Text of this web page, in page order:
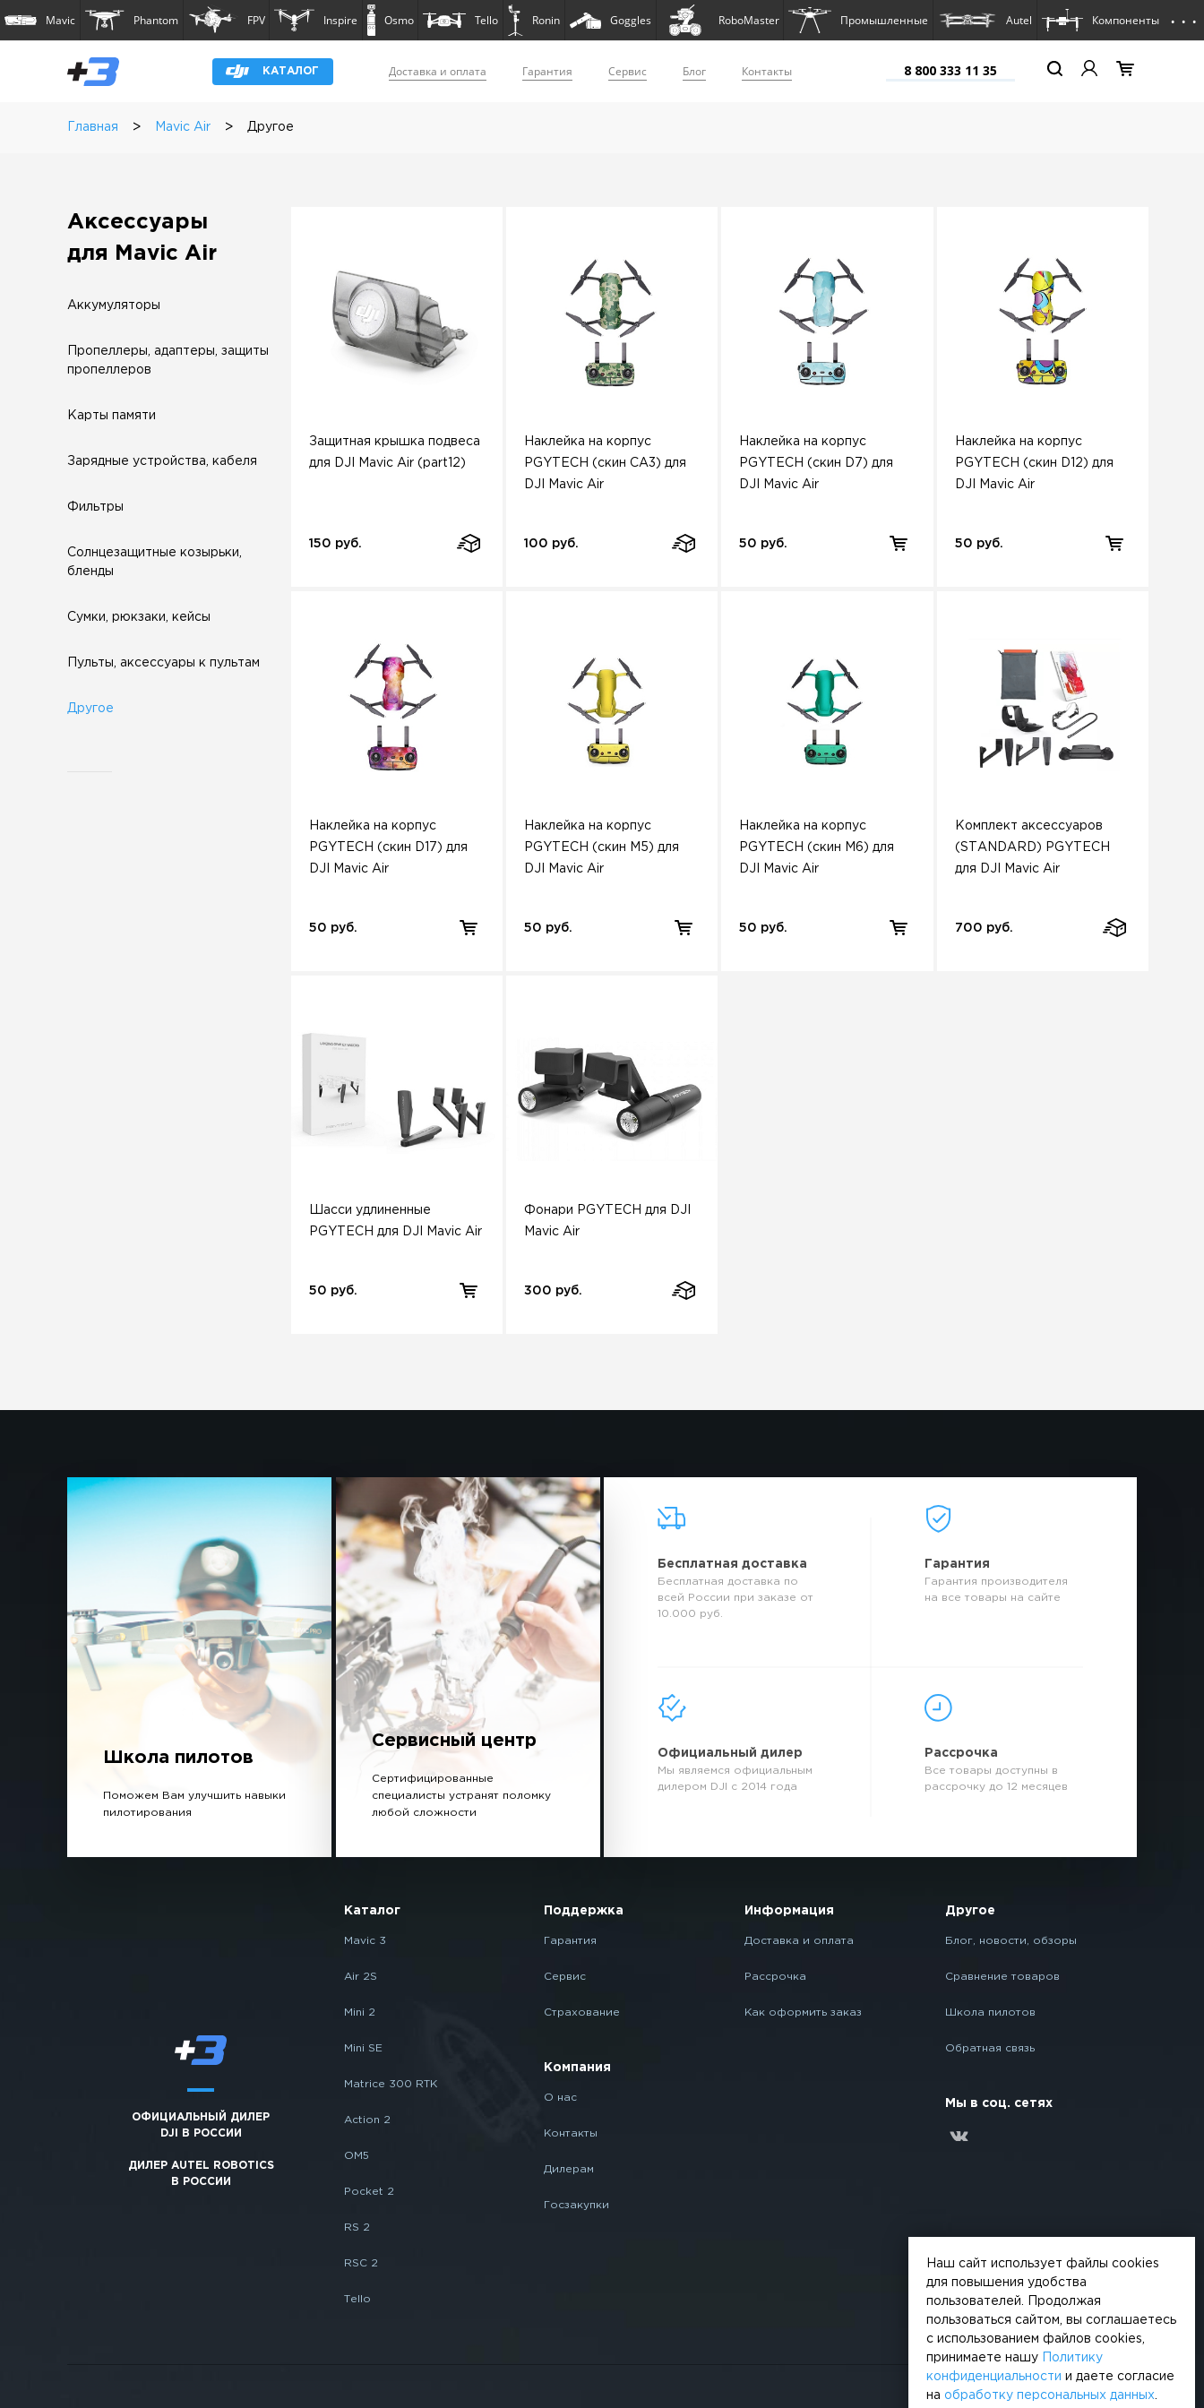
Mavic Phantom FPV Inspire Osmo Tello Ronin Goggles RoboMaster Промышленные Autel Компоненты . . .
КАТАЛОГ Доставка и оплата Гарантия Сервис Блог Контакты 8 800 333 11 35
Главная > Mavic Air > Другое
Аксессуары
для Mavic Air
Аккумуляторы
Пропеллеры, адаптеры, защиты
пропеллеров
Карты памяти
Зарядные устройства, кабеля
Фильтры
Солнцезащитные козырьки,
бленды
Сумки, рюкзаки, кейсы
Пульты, аксессуары к пультам
Другое
Защитная крышка подвеса
для DJI Mavic Air (part12)
150 руб.
Наклейка на корпус
PGYTECH (скин CA3) для
DJI Mavic Air
100 руб.
Наклейка на корпус
PGYTECH (скин D7) для
DJI Mavic Air
50 руб.
Наклейка на корпус
PGYTECH (скин D12) для
DJI Mavic Air
50 руб.
Наклейка на корпус
PGYTECH (скин D17) для
DJI Mavic Air
50 руб.
Наклейка на корпус
PGYTECH (скин M5) для
DJI Mavic Air
50 руб.
Наклейка на корпус
PGYTECH (скин M6) для
DJI Mavic Air
50 руб.
Комплект аксессуаров
(STANDARD) PGYTECH
для DJI Mavic Air
700 руб.
Шасси удлиненные
PGYTECH для DJI Mavic Air
50 руб.
Фонари PGYTECH для DJI
Mavic Air
300 руб.
Школа пилотов
Поможем Вам улучшить навыки
пилотирования
Сервисный центр
Сертифицированные
специалисты устранят поломку
любой сложности
Бесплатная доставка
Бесплатная доставка по
всей России при заказе от
10.000 руб.
Гарантия
Гарантия производителя
на все товары на сайте
Официальный дилер
Мы являемся официальным
дилером DJI с 2014 года
Рассрочка
Все товары доступны в
рассрочку до 12 месяцев
ОФИЦИАЛЬНЫЙ ДИЛЕР
DJI В РОССИИ
ДИЛЕР AUTEL ROBOTICS
В РОССИИ
Каталог
Mavic 3
Air 2S
Mini 2
Mini SE
Matrice 300 RTK
Action 2
OM5
Pocket 2
RS 2
RSC 2
Tello
Поддержка
Гарантия
Сервис
Страхование
Компания
О нас
Контакты
Дилерам
Госзакупки
Информация
Доставка и оплата
Рассрочка
Как оформить заказ
Другое
Блог, новости, обзоры
Сравнение товаров
Школа пилотов
Обратная связь
Мы в соц. сетях
Наш сайт использует файлы cookies
для повышения удобства
пользователей. Продолжая
пользоваться сайтом, вы соглашаетесь
с использованием файлов cookies,
принимаете нашу
Политику
конфиденциальности
и даете согласие
на обработку персональных данных